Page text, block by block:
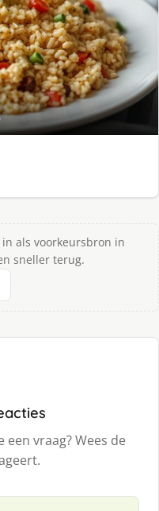
in als voorkeursbron in
sneller terug.
vraag? Wees de